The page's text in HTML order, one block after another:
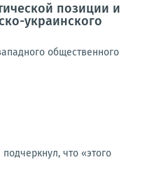
позиции и
украинского
общественного
что «этого